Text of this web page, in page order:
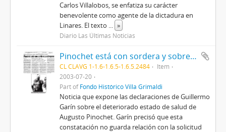
Carlos Villalobos, se enfatiza su carácter
benevolente como agente de la dictadura en
Linares. El texto ... »
Diario Las Últimas Noticias
Pinochet está con sordera y sobrepeso
CL CLAVG 1-1.6-1.6.5-1.6.5.2484
Item
2003-07-20
Part ofFondo Histórico Villa Grimaldi
Noticia que expone las declaraciones de Guillermo
Garín sobre el deteriorado estado de salud de
Augusto Pinochet. Garín precisó que esta
constatación no guarda relación con la solicitud